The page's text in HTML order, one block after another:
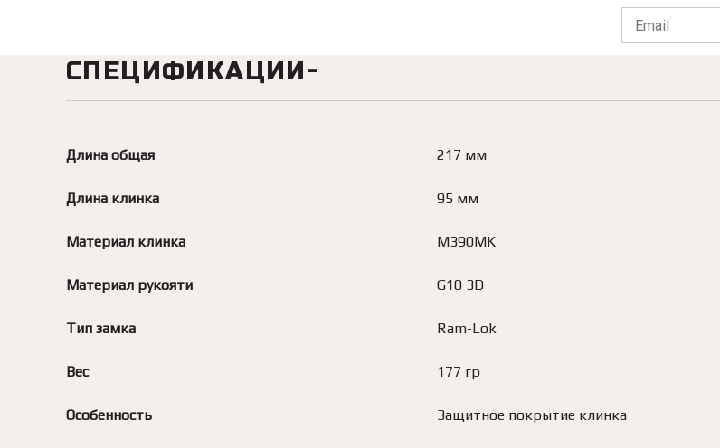
СПЕЦИФИКАЦИИ
Длина общая 217 мм
Длина клинка 95 мм
Материал клинка M390MK
Материал рукояти G10 3D
Тип замка Ram-Lok
Вес 177 гр
Особенность Защитное покрытие клинка